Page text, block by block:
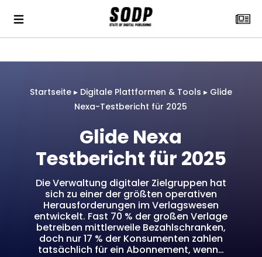
Startseite▸ Digitale Plattformen & Tools ▸ Glide
Nexa-Testbericht für 2025
Glide Nexa
Testbericht für 2025
Die Verwaltung digitaler Zielgruppen hat
sich zu einer der größten operativen
Herausforderungen im Verlagswesen
entwickelt. Fast 70 % der großen Verlage
betreiben mittlerweile Bezahlschranken,
doch nur 17 % der Konsumenten zahlen
tatsächlich für ein Abonnement, wenn…